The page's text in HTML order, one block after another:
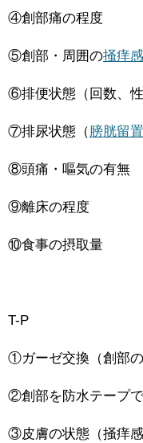
④創部痛の程度
⑤創部・周囲の掻痒感
⑥排便状態（回数、性
⑦排尿状態（膀胱留
⑧頭痛・嘔気の有無
⑨離床の程度
⑩食事の摂取量
T-P
①ガーゼ交換（創部の
②創部を防水テープ
③皮膚の状態（掻痒